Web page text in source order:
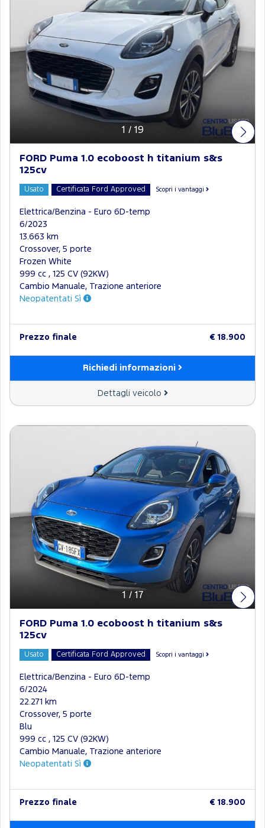
1 / 19
FORD Puma 1.0 ecoboost h titanium s&s
125cv
Usato Certificata Ford Approved Scopri i vantaggi
Elettrica/Benzina - Euro 6D-temp
6/2023
13.663 km
Crossover, 5 porte
Frozen White
999 cc , 125 CV (92KW)
Cambio Manuale, Trazione anteriore
Neopatentati Sì
Prezzo finale € 18.900
Richiedi informazioni
Dettagli veicolo
1 / 17
FORD Puma 1.0 ecoboost h titanium s&s
125cv
Usato Certificata Ford Approved Scopri i vantaggi
Elettrica/Benzina - Euro 6D-temp
6/2024
22.271 km
Crossover, 5 porte
Blu
999 cc , 125 CV (92KW)
Cambio Manuale, Trazione anteriore
Neopatentati Sì
Prezzo finale € 18.900